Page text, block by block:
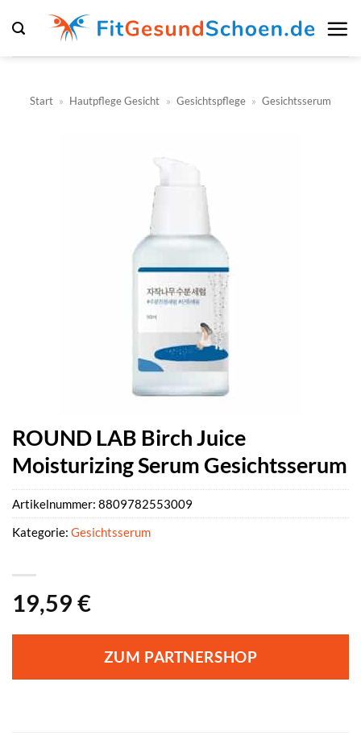
Inhalt
springen
Start » Hautpflege Gesicht » Gesichtspflege » Gesichtsserum
ROUND LAB Birch Juice
Moisturizing Serum Gesichtsserum
19,59 €
ZUM PARTNERSHOP
Artikelnummer: 8809782553009
Kategorie: Gesichtsserum